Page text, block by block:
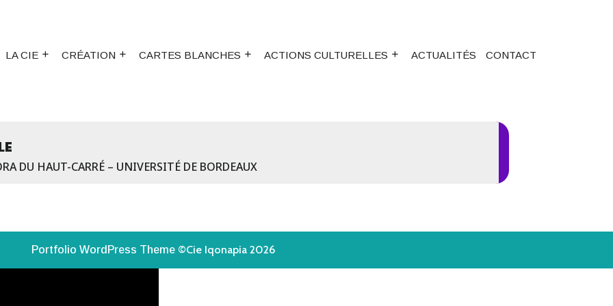
LA CIE CRÉATION CARTES BLANCHES ACTIONS CULTURELLES ACTUALITÉS CONTACT
DU HAUT-CARRÉ – UNIVERSITÉ DE BORDEAUX
Portfolio WordPress Theme ©Cie Iqonapia 2026